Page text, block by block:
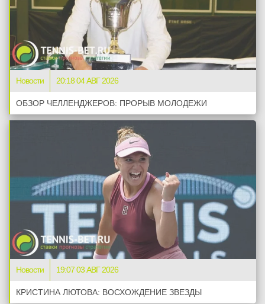
Новости 20:18 04 АВГ 2026
ОБЗОР ЧЕЛЛЕНДЖЕРОВ: ПРОРЫВ МОЛОДЕЖИ
Новости 19:07 03 АВГ 2026
КРИСТИНА ЛЮТОВА: ВОСХОЖДЕНИЕ ЗВЕЗДЫ